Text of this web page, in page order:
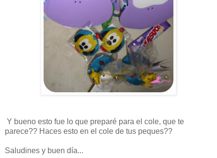
Y bueno esto fue lo que preparé para el cole, que te
parece?? Haces esto en el cole de tus peques??
Saludines y buen día...